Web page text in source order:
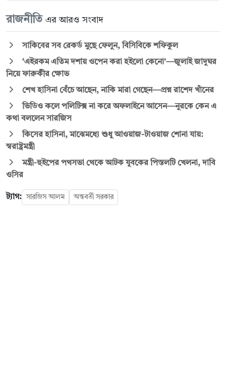
রাজনীতি এর আরও সংবাদ
সাকিবের সব রেকর্ড মুছে ফেলুন, বিসিবিকে শফিকুল
‘এইরকম এতিম দশায় ওপেন করা হইলো কেনো’—জুলাই জাদুঘর
নিয়ে ফারুকীর ক্ষোভ
শেখ হাসিনা বেঁচে আছেন, নাকি মারা গেছেন—প্রশ্ন রাশেদ খাঁনের
ভিডিও কলে পলিটিক্স না করে অফলাইনে আসেন—নুরকে কেন এ
কথা বললেন সারজিস
কিসের হাসিনা, মাঝেমধ্যে শুধু আওয়াজ-টাওয়াজ শোনা যায়:
স্বরাষ্ট্রমন্ত্রী
মন্ত্রী-হুইপের পথসভা থেকে আটক যুবকের পিস্তলটি খেলনা, দাবি
ওসির
ট্যাগ: সারজিস আলম অন্তবর্তী সরকার